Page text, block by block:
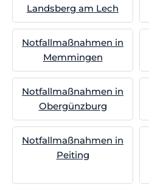
Landsberg am Lech
Notfallmaßnahmen in
Memmingen
Notfallmaßnahmen in
Obergünzburg
Notfallmaßnahmen in
Peiting